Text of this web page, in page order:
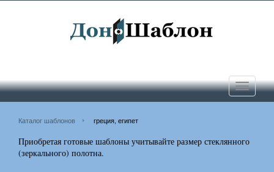
Toggle
Каталог шаблонов греция, египет
Приобретая готовые шаблоны учитывайте размер стеклянного
(зеркального) полотна.